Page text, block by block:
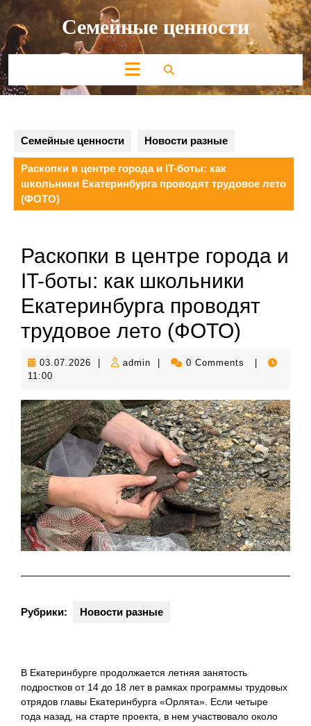
Перейти
содержимому Семейные ценности
Кнопка
Открыть
Семейные ценности Новости разные
Раскопки в центре города и IT-боты: как
школьники Екатеринбурга проводят трудовое лето
(ФОТО)
Раскопки в центре города и
IT-боты: как школьники
Екатеринбурга проводят
трудовое лето (ФОТО)
03.07.2026 03.07.2026
admin admin 0 Comments
11:00
Рубрики: Новости разные
В Екатеринбурге продолжается летняя занятость
подростков от 14 до 18 лет в рамках программы трудовых
отрядов главы Екатеринбурга «Орлята». Если четыре
года назад, на старте проекта, в нем участвовало около